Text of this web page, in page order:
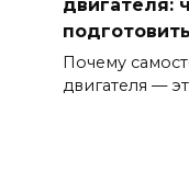
двигателя:
Почему
двигателя —